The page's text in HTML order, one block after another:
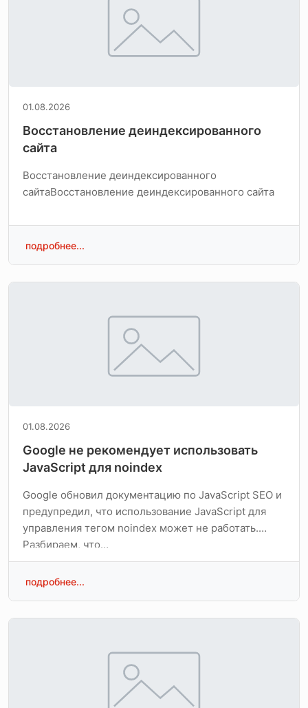
01.08.2026
Восстановление деиндексированного
сайта
Восстановление деиндексированного
сайтаВосстановление деиндексированного сайта
подробнее...
01.08.2026
Google не рекомендует использовать
JavaScript для noindex
Google обновил документацию по JavaScript SEO и
предупредил, что использование JavaScript для
управления тегом noindex может не работать.
Разбираем, что…
подробнее...